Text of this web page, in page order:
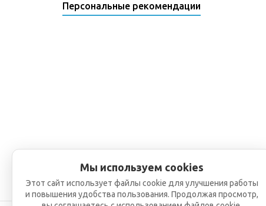
Персональные рекомендации
Мы используем cookies
Этот сайт использует файлы cookie для улучшения работы
и повышения удобства пользования. Продолжая просмотр,